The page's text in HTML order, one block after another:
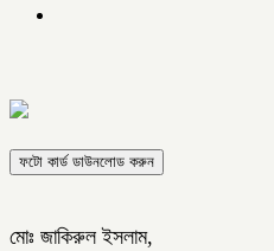
ফটো কার্ড ডাউনলোড করুন
মোঃ জাকিরুল ইসলাম,